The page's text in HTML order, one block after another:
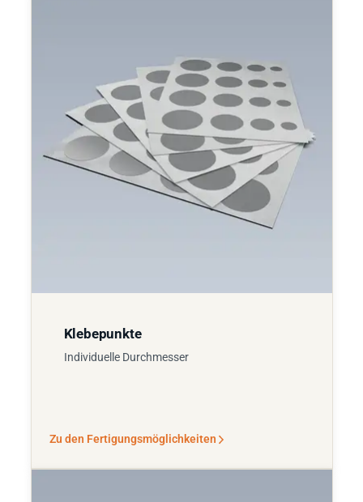
Klebepunkte
Individuelle Durchmesser
Zu den Fertigungsmöglichkeiten